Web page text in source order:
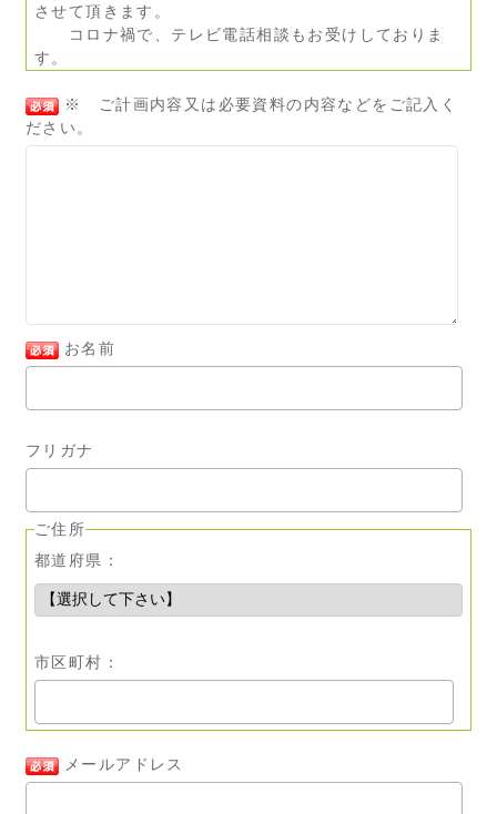
させて頂きます。
コロナ禍で、テレビ電話相談もお受けしておりま
す。
※ ご計画内容又は必要資料の内容などをご記入く
ださい。
お名前
フリガナ
ご住所
都道府県：
市区町村：
メールアドレス